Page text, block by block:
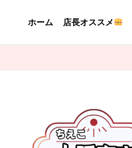
ホーム 店長オススメ